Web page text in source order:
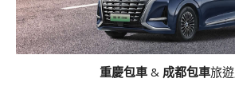
重慶包車& 成都包車旅